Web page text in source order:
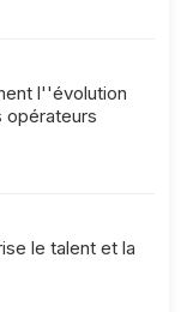
l''évolution
opérateurs
le talent et la